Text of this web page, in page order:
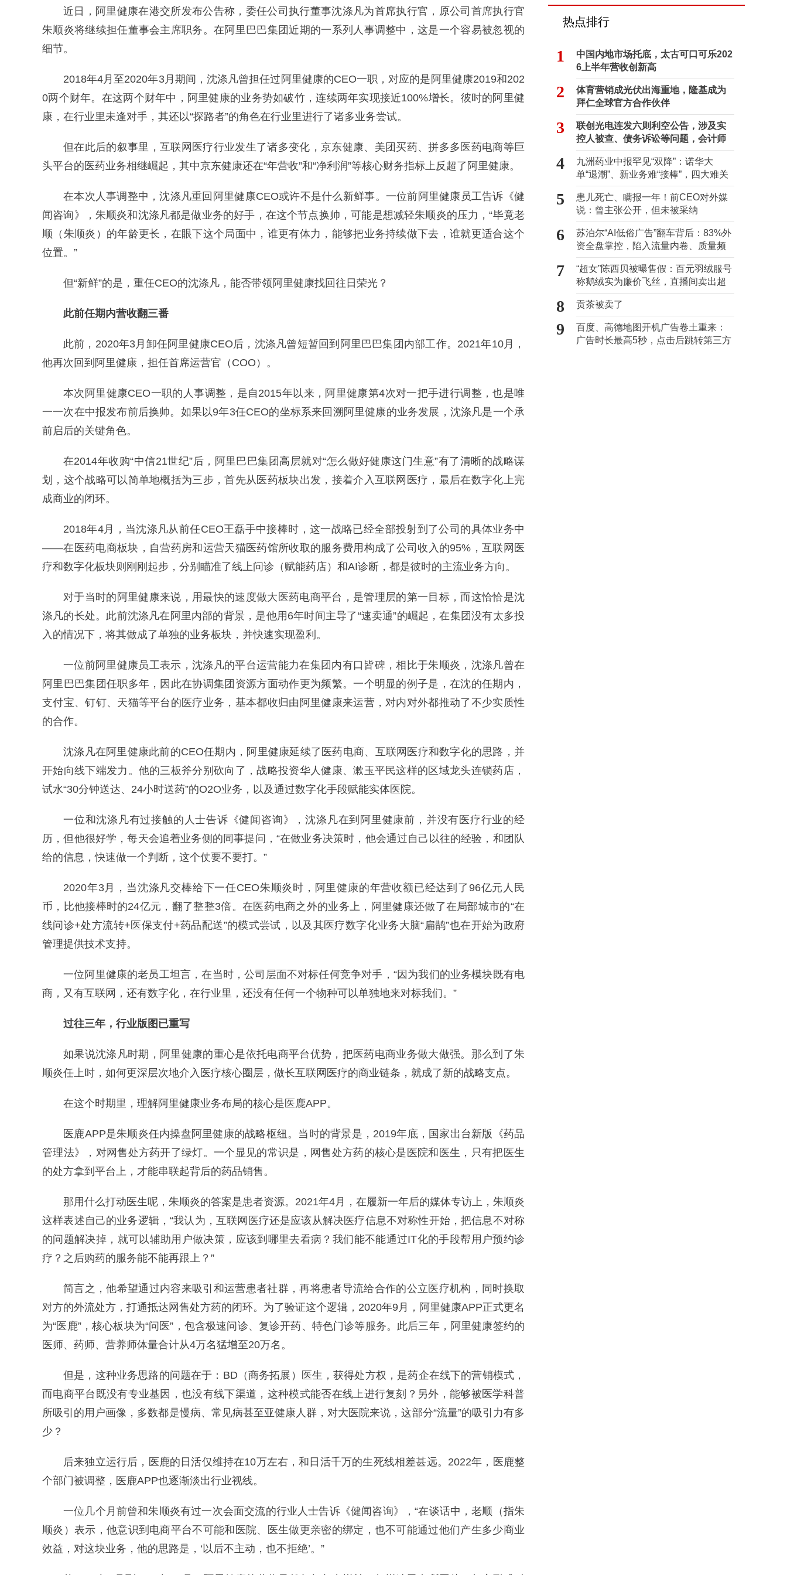
近日，阿里健康在港交所发布公告称，委任公司执行董事沈涤凡为首席执行官，原公司首席执行官
朱顺炎将继续担任董事会主席职务。在阿里巴巴集团近期的一系列人事调整中，这是一个容易被忽视的
细节。
2018年4月至2020年3月期间，沈涤凡曾担任过阿里健康的CEO一职，对应的是阿里健康2019和202
0两个财年。在这两个财年中，阿里健康的业务势如破竹，连续两年实现接近100%增长。彼时的阿里健
康，在行业里未逢对手，其还以“探路者”的角色在行业里进行了诸多业务尝试。
但在此后的叙事里，互联网医疗行业发生了诸多变化，京东健康、美团买药、拼多多医药电商等巨
头平台的医药业务相继崛起，其中京东健康还在“年营收”和“净利润”等核心财务指标上反超了阿里健康。
在本次人事调整中，沈涤凡重回阿里健康CEO或许不是什么新鲜事。一位前阿里健康员工告诉《健
闻咨询》，朱顺炎和沈涤凡都是做业务的好手，在这个节点换帅，可能是想减轻朱顺炎的压力，“毕竟老
顺（朱顺炎）的年龄更长，在眼下这个局面中，谁更有体力，能够把业务持续做下去，谁就更适合这个
位置。”
但“新鲜”的是，重任CEO的沈涤凡，能否带领阿里健康找回往日荣光？
此前任期内营收翻三番
此前，2020年3月卸任阿里健康CEO后，沈涤凡曾短暂回到阿里巴巴集团内部工作。2021年10月，
他再次回到阿里健康，担任首席运营官（COO）。
本次阿里健康CEO一职的人事调整，是自2015年以来，阿里健康第4次对一把手进行调整，也是唯
一一次在中报发布前后换帅。如果以9年3任CEO的坐标系来回溯阿里健康的业务发展，沈涤凡是一个承
前启后的关键角色。
在2014年收购“中信21世纪”后，阿里巴巴集团高层就对“怎么做好健康这门生意”有了清晰的战略谋
划，这个战略可以简单地概括为三步，首先从医药板块出发，接着介入互联网医疗，最后在数字化上完
成商业的闭环。
2018年4月，当沈涤凡从前任CEO王磊手中接棒时，这一战略已经全部投射到了公司的具体业务中
——在医药电商板块，自营药房和运营天猫医药馆所收取的服务费用构成了公司收入的95%，互联网医
疗和数字化板块则刚刚起步，分别瞄准了线上问诊（赋能药店）和AI诊断，都是彼时的主流业务方向。
对于当时的阿里健康来说，用最快的速度做大医药电商平台，是管理层的第一目标，而这恰恰是沈
涤凡的长处。此前沈涤凡在阿里内部的背景，是他用6年时间主导了“速卖通”的崛起，在集团没有太多投
入的情况下，将其做成了单独的业务板块，并快速实现盈利。
一位前阿里健康员工表示，沈涤凡的平台运营能力在集团内有口皆碑，相比于朱顺炎，沈涤凡曾在
阿里巴巴集团任职多年，因此在协调集团资源方面动作更为频繁。一个明显的例子是，在沈的任期内，
支付宝、钉钉、天猫等平台的医疗业务，基本都收归由阿里健康来运营，对内对外都推动了不少实质性
的合作。
沈涤凡在阿里健康此前的CEO任期内，阿里健康延续了医药电商、互联网医疗和数字化的思路，并
开始向线下端发力。他的三板斧分别砍向了，战略投资华人健康、漱玉平民这样的区域龙头连锁药店，
试水“30分钟送达、24小时送药”的O2O业务，以及通过数字化手段赋能实体医院。
一位和沈涤凡有过接触的人士告诉《健闻咨询》，沈涤凡在到阿里健康前，并没有医疗行业的经
历，但他很好学，每天会追着业务侧的同事提问，“在做业务决策时，他会通过自己以往的经验，和团队
给的信息，快速做一个判断，这个仗要不要打。”
2020年3月，当沈涤凡交棒给下一任CEO朱顺炎时，阿里健康的年营收额已经达到了96亿元人民
币，比他接棒时的24亿元，翻了整整3倍。在医药电商之外的业务上，阿里健康还做了在局部城市的“在
线问诊+处方流转+医保支付+药品配送”的模式尝试，以及其医疗数字化业务大脑“扁鹊”也在开始为政府
管理提供技术支持。
一位阿里健康的老员工坦言，在当时，公司层面不对标任何竞争对手，“因为我们的业务模块既有电
商，又有互联网，还有数字化，在行业里，还没有任何一个物种可以单独地来对标我们。”
过往三年，行业版图已重写
如果说沈涤凡时期，阿里健康的重心是依托电商平台优势，把医药电商业务做大做强。那么到了朱
顺炎任上时，如何更深层次地介入医疗核心圈层，做长互联网医疗的商业链条，就成了新的战略支点。
在这个时期里，理解阿里健康业务布局的核心是医鹿APP。
医鹿APP是朱顺炎任内操盘阿里健康的战略枢纽。当时的背景是，2019年底，国家出台新版《药品
管理法》，对网售处方药开了绿灯。一个显见的常识是，网售处方药的核心是医院和医生，只有把医生
的处方拿到平台上，才能串联起背后的药品销售。
那用什么打动医生呢，朱顺炎的答案是患者资源。2021年4月，在履新一年后的媒体专访上，朱顺炎
这样表述自己的业务逻辑，“我认为，互联网医疗还是应该从解决医疗信息不对称性开始，把信息不对称
的问题解决掉，就可以辅助用户做决策，应该到哪里去看病？我们能不能通过IT化的手段帮用户预约诊
疗？之后购药的服务能不能再跟上？”
简言之，他希望通过内容来吸引和运营患者社群，再将患者导流给合作的公立医疗机构，同时换取
对方的外流处方，打通抵达网售处方药的闭环。为了验证这个逻辑，2020年9月，阿里健康APP正式更名
为“医鹿”，核心板块为“问医”，包含极速问诊、复诊开药、特色门诊等服务。此后三年，阿里健康签约的
医师、药师、营养师体量合计从4万名猛增至20万名。
但是，这种业务思路的问题在于：BD（商务拓展）医生，获得处方权，是药企在线下的营销模式，
而电商平台既没有专业基因，也没有线下渠道，这种模式能否在线上进行复刻？另外，能够被医学科普
所吸引的用户画像，多数都是慢病、常见病甚至亚健康人群，对大医院来说，这部分“流量”的吸引力有多
少？
后来独立运行后，医鹿的日活仅维持在10万左右，和日活千万的生死线相差甚远。2022年，医鹿整
个部门被调整，医鹿APP也逐渐淡出行业视线。
一位几个月前曾和朱顺炎有过一次会面交流的行业人士告诉《健闻咨询》，“在谈话中，老顺（指朱
顺炎）表示，他意识到电商平台不可能和医院、医生做更亲密的绑定，也不可能通过他们产生多少商业
效益，对这块业务，他的思路是，‘以后不主动，也不拒绝’。”
热点排行
1
中国内地市场托底，太古可口可乐202
6上半年营收创新高
2
体育营销成光伏出海重地，隆基成为
拜仁全球官方合作伙伴
3
联创光电连发六则利空公告，涉及实
控人被查、债务诉讼等问题，会计师
事务所曾出具“保留意见”
4
九洲药业中报罕见“双降”：诺华大
单“退潮”、新业务难“接棒”，四大难关
待闯
5
患儿死亡、瞒报一年！前CEO对外媒
说：曾主张公开，但未被采纳
6
苏泊尔“AI低俗广告”翻车背后：83%外
资全盘掌控，陷入流量内卷、质量频
发的负循环
7
“超女”陈西贝被曝售假：百元羽绒服号
称鹅绒实为廉价飞丝，直播间卖出超
百万元
8 贡茶被卖了
9
百度、高德地图开机广告卷土重来：
广告时长最高5秒，点击后跳转第三方